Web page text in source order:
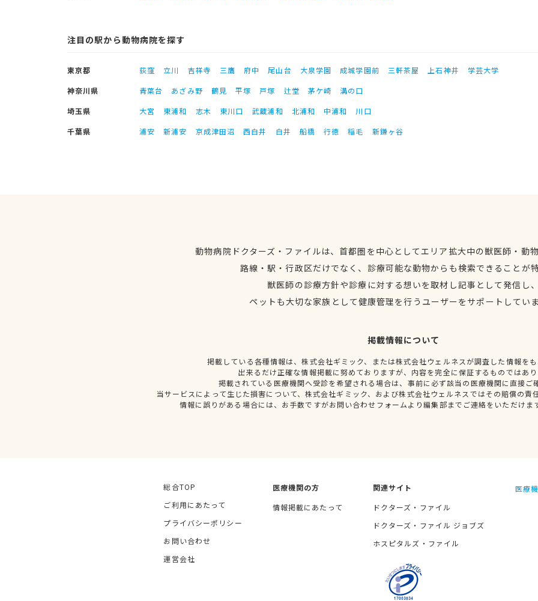
注目の駅から動物病院を探す
東京都 荻窪 立川 吉祥寺 三鷹 府中 尾山台 大泉学園 成城学園前 三軒茶屋 上石神井
学芸大学
神奈川県
青葉台 あざみ野 鶴見 平塚 戸塚 辻堂 茅ケ崎
溝の口
埼玉県
大宮 東浦和 志木 東川口 武蔵浦和 北浦和 中浦和
川口
千葉県
浦安 新浦安 京成津田沼 西白井 白井 船橋 行徳 稲毛 新鎌ヶ谷
動物病院ドクターズ・ファイルは、首都圏を中心としてエリア拡大中の獣医師・動
路線・駅・行政区だけでなく、診療可能な動物からも検索できることが
獣医師の診療方針や診療に対する想いを取材し記事として発信し
ペットも大切な家族として健康管理を行うユーザーをサポートしてい
掲載情報について
掲載している各種情報は、株式会社ギミック、または株式会社ウェルネスが調査した情報を
出来るだけ正確な情報掲載に努めておりますが、内容を完全に保証するものではあ
掲載されている医療機関へ受診を希望される場合は、事前に必ず該当の医療機関に直接ご
当サービスによって生じた損害について、株式会社ギミック、および株式会社ウェルネスではその賠償の責
情報に誤りがある場合には、お手数ですがお問い合わせフォームより編集部までご連絡をいただけま
総合TOP
ご利用にあたって
プライバシーポリシー
お問い合わせ
運営会社
医療機関の方
情報掲載にあたって
関連サイト
ドクターズ・ファイル
ドクターズ・ファイル ジョブズ
ホスピタルズ・ファイル
医療